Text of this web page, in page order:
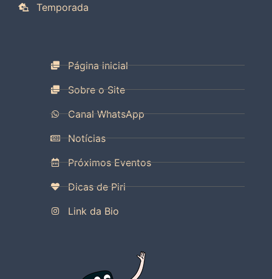
Temporada
Página inicial
Sobre o Site
Canal WhatsApp
Notícias
Próximos Eventos
Dicas de Piri
Link da Bio